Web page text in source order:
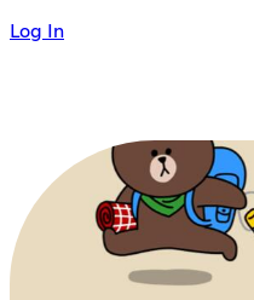
Log In